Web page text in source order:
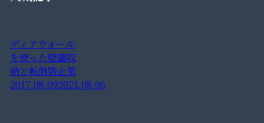
ディアウォール
を使った壁面収
納と転倒防止策
2017.08.092021.08.06